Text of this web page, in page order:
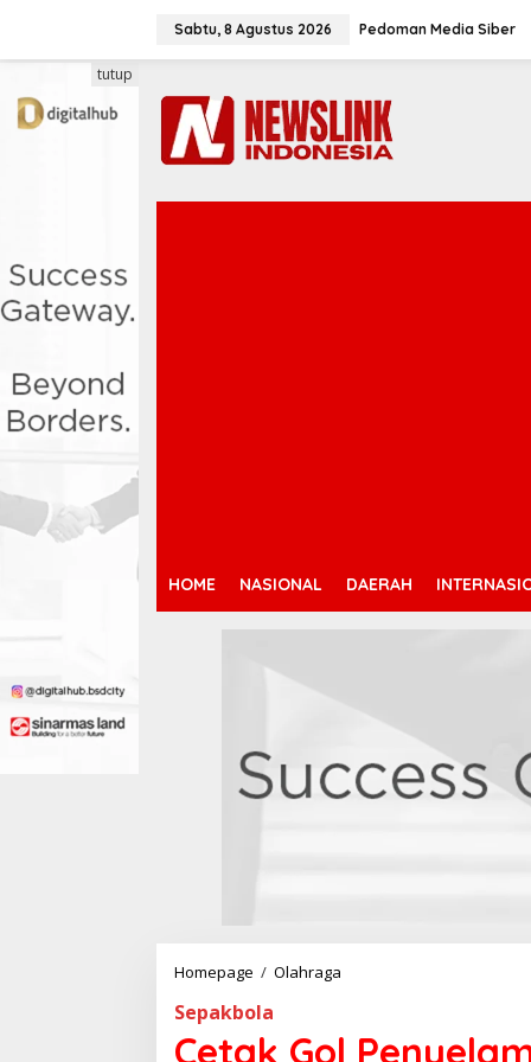
Sabtu, 8 Agustus 2026 Pedoman Media Siber
HOME NASIONAL DAERAH
tutup
Homepage / Olahraga
a
Sepakbola
Cetak Gol